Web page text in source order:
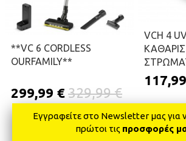
**VC 6 CORDLESS
OURFAMILY**
329,99 €
299,99 €
VCH 4
προσφορά
Εγγραφείτε στο Newsletter μας για
πρώτοι τις προσφορές